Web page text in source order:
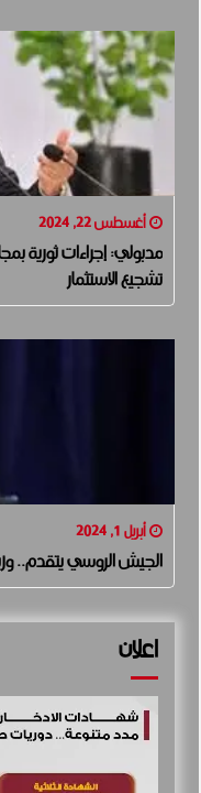
أغسطس 22, 2024
مدبولي: إجراءات ثورية
تشجيع الاستثمار
أبريل 1, 2024
الجيش الروسي يتقدم..
اعلان